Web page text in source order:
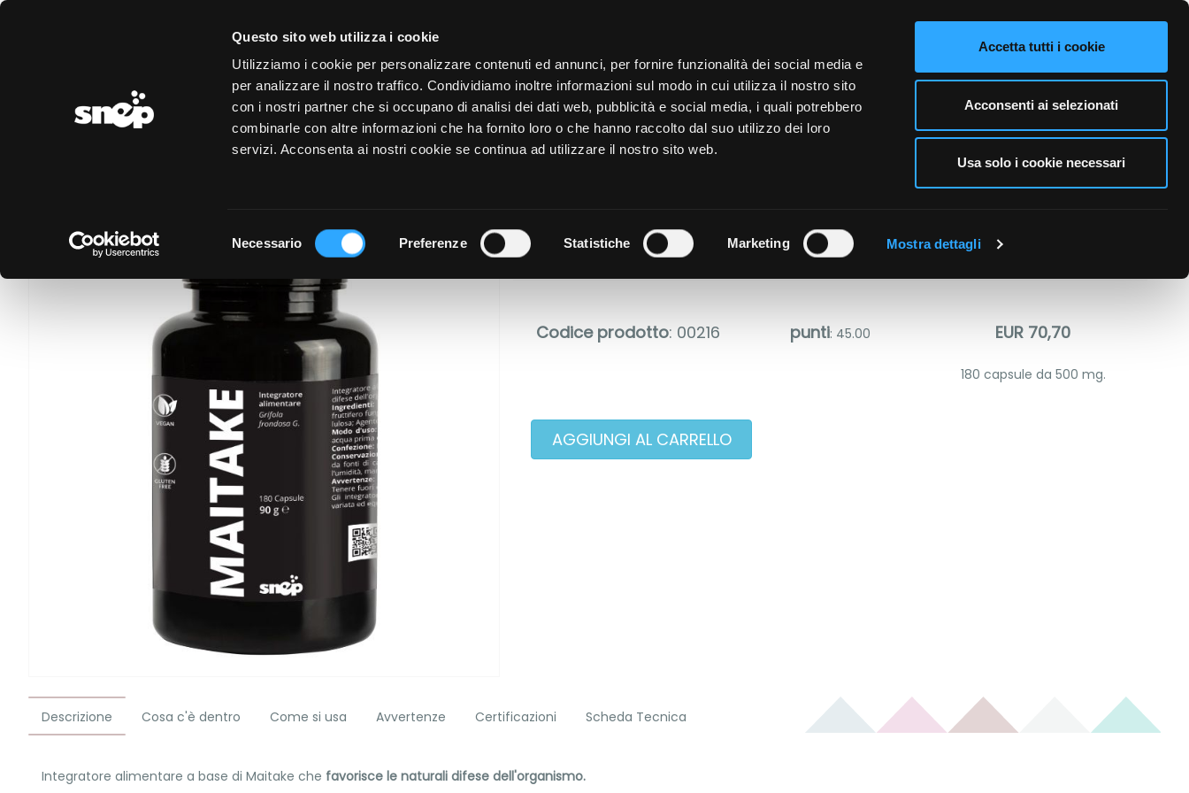
Questo sito web utilizza i cookie
Utilizziamo i cookie per personalizzare contenuti ed annunci, per fornire funzionalità dei social media e
per analizzare il nostro traffico. Condividiamo inoltre informazioni sul modo in cui utilizza il nostro sito
con i nostri partner che si occupano di analisi dei dati web, pubblicità e social media, i quali potrebbero
combinarle con altre informazioni che ha fornito loro o che hanno raccolto dal suo utilizzo dei loro
servizi. Acconsenta ai nostri cookie se continua ad utilizzare il nostro sito web.
Necessario Preferenze Statistiche Marketing Mostra dettagli
Accetta tutti i cookie
Acconsenti ai selezionati
Usa solo i cookie necessari
LINGUE
NAZIONE VENDITA
CONTATTI
PAGINA PERSONALE DI Velentina Apatrasoaie
NUTRIZIONE
CURA DELLA PERSONA CURA DELL'AMBIENTE BUSINESS
MAITAKE
Codice prodotto: 00216 punti: 45.00 EUR 70,70
180 capsule da 500 mg.
Descrizione Cosa c'è dentro Come si usa Avvertenze Certificazioni Scheda Tecnica
Integratore alimentare a base di Maitake che favorisce le naturali difese dell'organismo.